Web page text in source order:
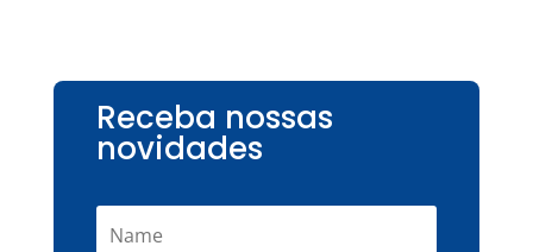
Receba nossas
novidades